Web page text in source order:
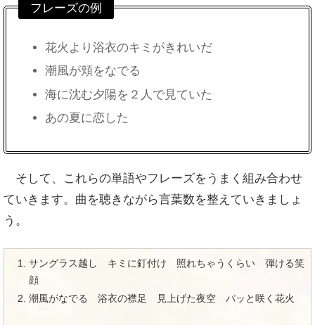
フレーズの例
花火より浴衣のキミがきれいだ
潮風が頬をなでる
海に沈む夕陽を２人で見ていた
あの夏に恋した
そして、
これらの単語やフレーズをうまく組み合わせ
ていきます。曲を聴きながら言葉数を整えていきましょ
う。
サングラス越し キミに釘付け 照れちゃうくらい 弾ける笑
顔
潮風がなでる 浴衣の襟足 見上げた夜空 パッと咲く花火